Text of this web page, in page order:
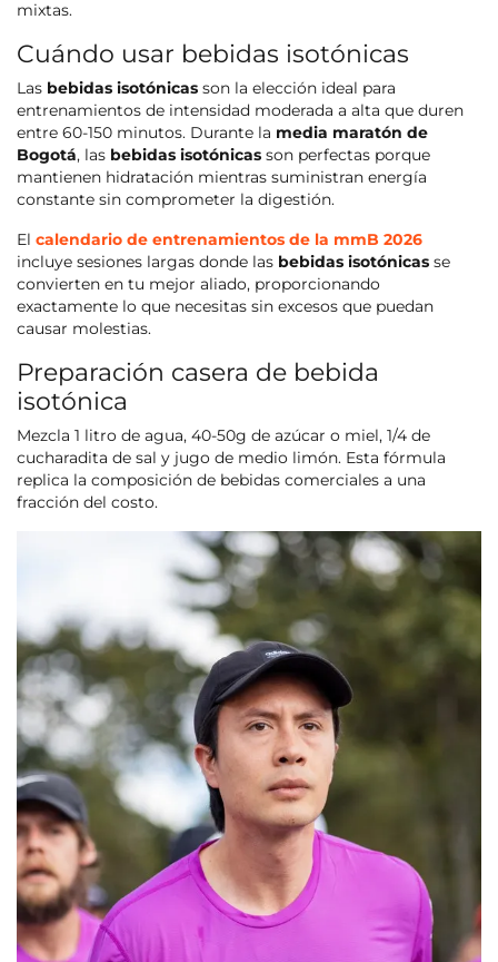
mixtas.
Cuándo usar bebidas isotónicas
Las bebidas isotónicas son la elección ideal para
entrenamientos de intensidad moderada a alta que duren
entre 60-150 minutos. Durante la media maratón de
Bogotá, las bebidas isotónicas son perfectas porque
mantienen hidratación mientras suministran energía
constante sin comprometer la digestión.
El calendario de entrenamientos de la mmB 2026
incluye sesiones largas donde las bebidas isotónicas se
convierten en tu mejor aliado, proporcionando
exactamente lo que necesitas sin excesos que puedan
causar molestias.
Preparación casera de bebida
isotónica
Mezcla 1 litro de agua, 40-50g de azúcar o miel, 1/4 de
cucharadita de sal y jugo de medio limón. Esta fórmula
replica la composición de bebidas comerciales a una
fracción del costo.